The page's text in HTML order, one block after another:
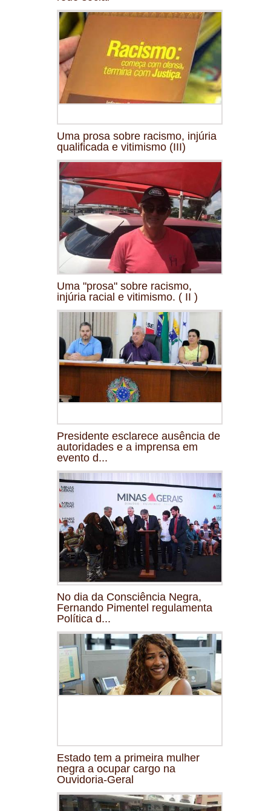
Uma prosa sobre racismo, injúria
qualificada e vitimismo (III)
Uma "prosa" sobre racismo,
injúria racial e vitimismo. ( II )
Presidente esclarece ausência de
autoridades e a imprensa em
evento d...
No dia da Consciência Negra,
Fernando Pimentel regulamenta
Política d...
Estado tem a primeira mulher
negra a ocupar cargo na
Ouvidoria-Geral